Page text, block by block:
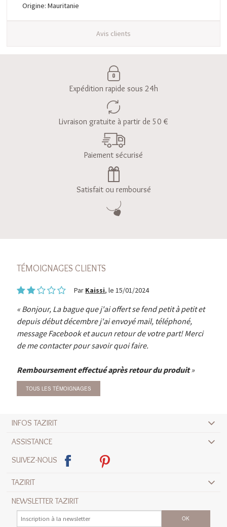
Origine: Mauritanie
Avis clients
Expédition rapide sous 24h
Livraison gratuite à partir de 50 €
Paiement sécurisé
Satisfait ou remboursé
TÉMOIGNAGES CLIENTS
Par Kaissi, le 15/01/2024
Bonjour, La bague que j'ai offert se fend petit à petit et
depuis début décembre j'ai envoyé mail, téléphoné,
message Facebook et aucun retour de votre part! Merci
de me contacter pour savoir quoi faire.
Remboursement effectué après retour du produit
TOUS LES TÉMOIGNAGES
INFOS TAZIRIT
ASSISTANCE
SUIVEZ-NOUS
TAZIRIT
NEWSLETTER TAZIRIT